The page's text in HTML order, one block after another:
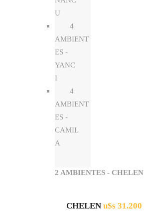
U
4
AMBIENT
ES -
YANC
I
4
AMBIENT
ES -
CAMIL
A
2 AMBIENTES - CHELEN
CHELEN u$s 31.200